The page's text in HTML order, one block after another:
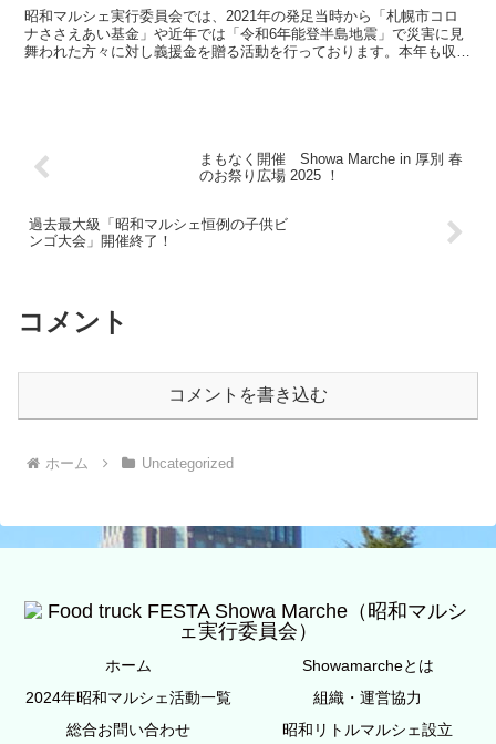
昭和マルシェ実行委員会では、2021年の発足当時から「札幌市コロ
ナささえあい基金」や近年では「令和6年能登半島地震」で災害に見
舞われた方々に対し義援金を贈る活動を行っております。本年も収益
まもなく開催 Showa Marche in 厚別 春
のお祭り広場 2025 ！
過去最大級「昭和マルシェ恒例の子供ビ
ンゴ大会」開催終了！
コメント
コメントを書き込む
ホーム Uncategorized
ホーム
Showamarcheとは
2024年昭和マルシェ活動一覧
組織・運営協力
総合お問い合わせ
昭和リトルマルシェ設立